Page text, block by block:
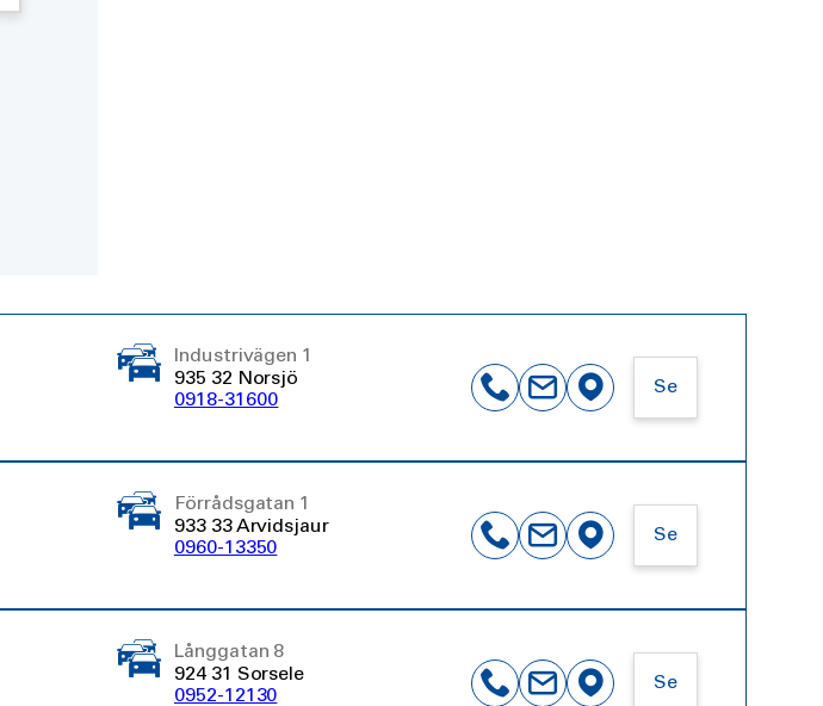
Industrivägen 1
935 32 Norsjö
0918-31600
Se
Förrådsgatan 1
933 33 Arvidsjaur
0960-13350
Se
Långgatan 8
924 31 Sorsele
0952-12130
Se